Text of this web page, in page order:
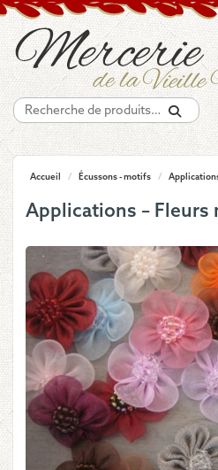
Accueil / Écussons - motifs /
Applications – Fleurs